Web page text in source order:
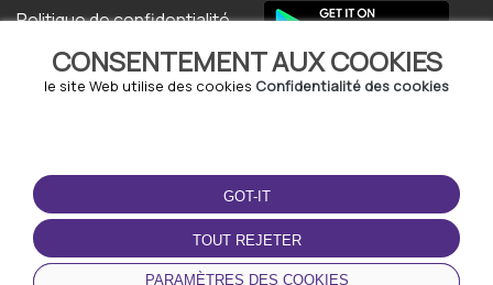
CONSENTEMENT AUX COOKIES
le site Web utilise des cookies Confidentialité des cookies
GOT-IT
TOUT REJETER
PARAMÈTRES DES COOKIES
Politique de confidentialité
cookies
Accord de l'utilisateur
© Copyright - URBO 2026